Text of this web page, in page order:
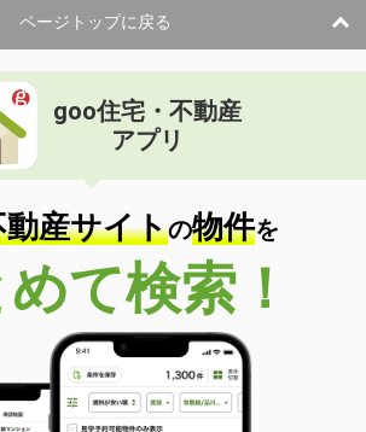
ページトップに戻る
goo住宅・不動産
アプリ
産サイトの物件を
て検索！